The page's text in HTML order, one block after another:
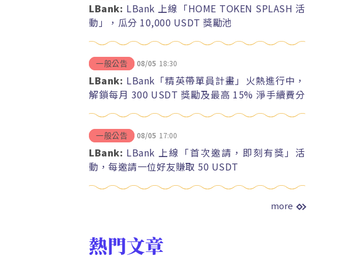
LBank: LBank 上線「HOME TOKEN SPLASH 活
動」，瓜分 10,000 USDT 獎勵池
一般公告 08/05 18:30
LBank: LBank「精英帶單員計畫」火熱進行中，
解鎖每月 300 USDT 獎勵及最高 15% 淨手續費分
一般公告 08/05 17:00
LBank: LBank 上線「首次邀請，即刻有獎」活
動，每邀請一位好友賺取 50 USDT
more
熱門文章